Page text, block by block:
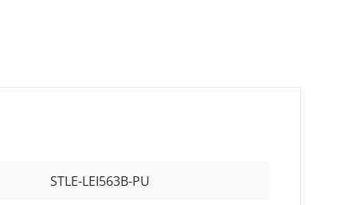
STLE-LEI563B-PU